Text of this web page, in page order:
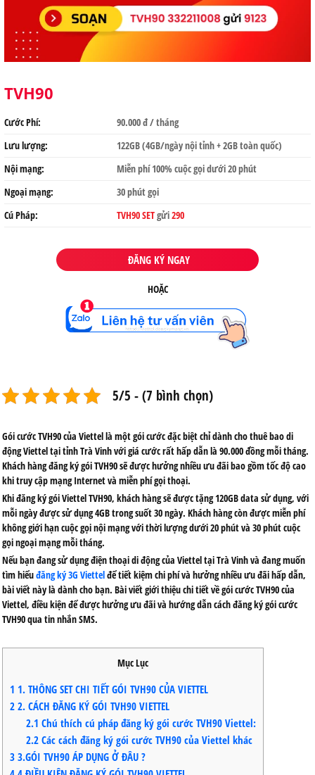
TVH90
Cước Phí:
90.000 đ / tháng
Lưu lượng:
122GB (4GB/ngày nội tỉnh + 2GB toàn quốc)
Nội mạng:
Miễn phí 100% cuộc gọi dưới 20 phút
Ngoại mạng:
30 phút gọi
Cú Pháp:
TVH90 SETgửi290
ĐĂNG KÝ NGAY
HOẶC
5/5 - (7 bình chọn)
Gói cước TVH90 của Viettel là một gói cước đặc biệt chỉ dành cho thuê bao di
động Viettel tại tỉnh Trà Vinh với giá cước rất hấp dẫn là 90.000 đồng mỗi tháng.
Khách hàng đăng ký gói TVH90 sẽ được hưởng nhiều ưu đãi bao gồm tốc độ cao
khi truy cập mạng Internet và miễn phí gọi thoại.
Khi đăng ký gói Viettel TVH90, khách hàng sẽ được tặng 120GB data sử dụng, với
mỗi ngày được sử dụng 4GB trong suốt 30 ngày. Khách hàng còn được miễn phí
không giới hạn cuộc gọi nội mạng với thời lượng dưới 20 phút và 30 phút cuộc
gọi ngoại mạng mỗi tháng.
Nếu bạn đang sử dụng điện thoại di động của Viettel tại Trà Vinh và đang muốn
tìm hiểuđăng ký 3G Viettelđể tiết kiệm chi phí và hưởng nhiều ưu đãi hấp dẫn,
bài viết này là dành cho bạn. Bài viết giới thiệu chi tiết về gói cước TVH90 của
Viettel, điều kiện để được hưởng ưu đãi và hướng dẫn cách đăng ký gói cước
TVH90 qua tin nhắn SMS.
Mục Lục
1 1. THÔNG SET CHI TIẾT GÓI TVH90 CỦA VIETTEL
2 2. CÁCH ĐĂNG KÝ GÓI TVH90 VIETTEL
2.1 Chú thích cú pháp đăng ký gói cước TVH90 Viettel:
2.2Các cách đăng ký gói cước TVH90 của Viettel khác
3 3.GÓI TVH90 ÁP DỤNG Ở ĐÂU ?